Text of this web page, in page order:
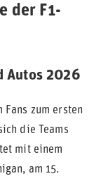
der F1-
Autos 2026
Fans zum ersten
die Teams
mit einem
am 15.